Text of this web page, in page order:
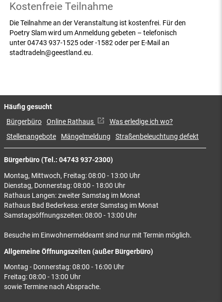
Kostenfreie Teilnahme
Die Teilnahme an der Veranstaltung ist kostenfrei. Für den
Poetry Slam wird um Anmeldung gebeten – telefonisch
unter 04743 937-1525 oder -1582 oder per E-Mail an
stadtradeln@geestland.eu.
Bürgerbüro (Tel.: 04743 937-2300)
Montag, Mittwoch, Freitag: 08:00 - 13:00 Uhr
Dienstag, Donnerstag: 08:00 - 18:00 Uhr
Rathaus Langen: zweiter Samstag im Monat
Rathaus Bad Bederkesa: erster Samstag im Monat
Samstagsöffnungszeiten: 08:00 - 13:00 Uhr
Besuche im Einwohnermeldeamt sind nur mit Termin möglich.
Allgemeine Öffnungszeiten (außer Bürgerbüro)
Montag - Donnerstag: 08:00 - 16:00 Uhr
Freitag: 08:00 - 13:00 Uhr
sowie Termine nach Absprache.
Häufig gesucht
Bürgerbüro Online Rathaus
Was erledige ich wo?
Stellenangebote
Mängelmeldung Straßenbeleuchtung defekt